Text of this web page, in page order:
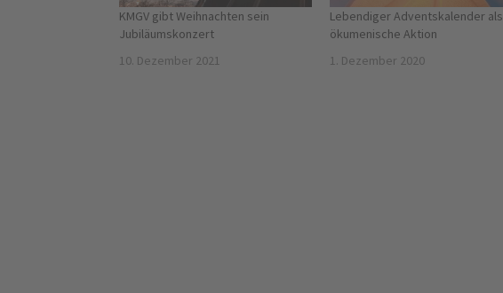
KMGV gibt Weihnachten sein
Jubiläumskonzert
10. Dezember 2021
Lebendiger Adventskalender als
ökumenische Aktion
1. Dezember 2020